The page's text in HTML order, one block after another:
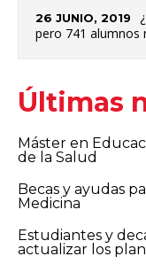
26 JUNIO, 2019
pero 741 alumnos
Últimas
Máster en
de la Salud
Becas y ayudas
Medicina
Estudiantes y
actualizar los